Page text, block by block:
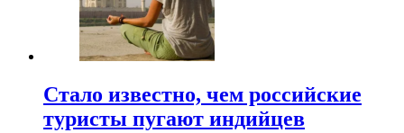
Стало известно, чем российские
туристы пугают индийцев